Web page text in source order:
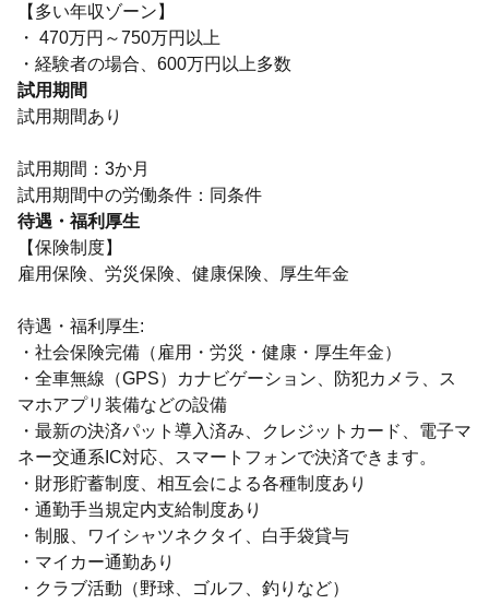
【多い年収ゾーン】
・ 470万円～750万円以上
・経験者の場合、600万円以上多数
試用期間
試用期間あり
試用期間：3か月
試用期間中の労働条件：同条件
待遇・福利厚生
【保険制度】
雇用保険、労災保険、健康保険、厚生年金
待遇・福利厚生:
・社会保険完備（雇用・労災・健康・厚生年金）
・全車無線（GPS）カナビゲーション、防犯カメラ、ス
マホアプリ装備などの設備
・最新の決済パット導入済み、クレジットカード、電子マ
ネー交通系IC対応、スマートフォンで決済できます。
・財形貯蓄制度、相互会による各種制度あり
・通勤手当規定内支給制度あり
・制服、ワイシャツネクタイ、白手袋貸与
・マイカー通勤あり
・クラブ活動（野球、ゴルフ、釣りなど）